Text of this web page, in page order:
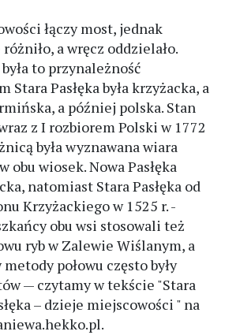
łączy most, jednak
a wręcz oddzielało.
to przynależność
Stara Pasłęka była krzyżacka, a
a później polska. Stan
z I rozbiorem Polski w 1772
była wyznawana wiara
obu wiosek. Nowa Pasłęka
natomiast Stara Pasłęka od
Krzyżackiego w 1525 r. -
obu wsi stosowali też
ryb w Zalewie Wiślanym, a
połowu często były
— czytamy w tekście "Stara
– dzieje miejscowości " na